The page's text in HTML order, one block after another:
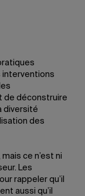
interventions
de déconstruire
diversité
des
ce n’est ni
Les
rappeler qu’il
aussi qu’il